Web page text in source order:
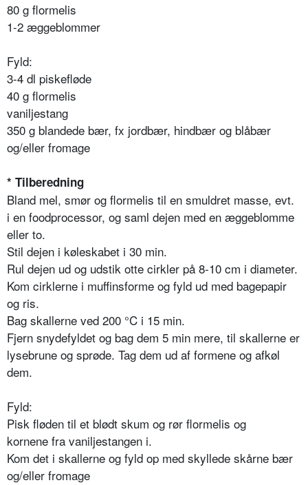
80 g flormelis
1-2 æggeblommer
Fyld:
3-4 dl piskefløde
40 g flormelis
vaniljestang
350 g blandede bær, fx jordbær, hindbær og blåbær
og/eller fromage
* Tilberedning
Bland mel, smør og flormelis til en smuldret masse, evt.
i en foodprocessor, og saml dejen med en æggeblomme
eller to.
Stil dejen i køleskabet i 30 min.
Rul dejen ud og udstik otte cirkler på 8-10 cm i diameter.
Kom cirklerne i muffinsforme og fyld ud med bagepapir
og ris.
Bag skallerne ved 200 °C i 15 min.
Fjern snydefyldet og bag dem 5 min mere, til skallerne er
lysebrune og sprøde. Tag dem ud af formene og afkøl
dem.
Fyld:
Pisk fløden til et blødt skum og rør flormelis og
kornene fra vaniljestangen i.
Kom det i skallerne og fyld op med skyllede skårne bær
og/eller fromage